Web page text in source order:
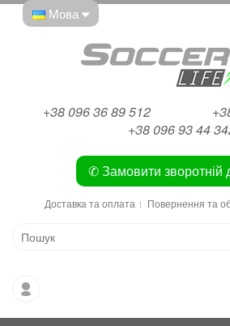
Мова
+38 096 36 89 512
+38 096 93 44
✆ Замовити зворотній
Доставка та оплата Повернення та